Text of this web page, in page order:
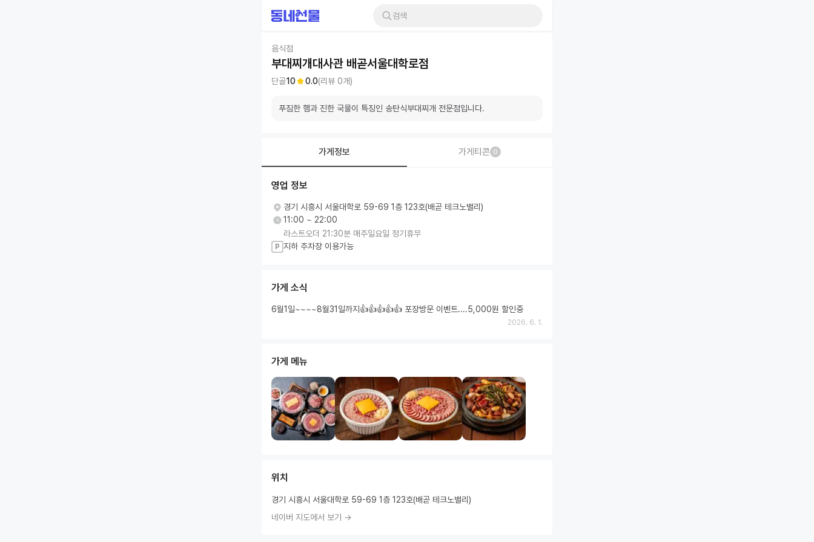
검색
음식점
부대찌개대사관 배곧서울대학로점
단골10 0.0(리뷰 0개)
푸짐한 햄과 진한 국물이 특징인 송탄식부대찌개 전문점입니다.
가게정보 가게티콘 0
영업 정보
경기 시흥시 서울대학로 59-69 1층 123호(배곧 테크노밸리)
11:00 ~ 22:00
라스트오더 21:30분 매주일요일 정기휴무
P 지하 주차장 이용가능
가게 소식
6월1일~~~~8월31일까지👍👍👍👍👍 포장방문 이벤트....5,000원 할인중
2026. 6. 1.
가게 메뉴
위치
경기 시흥시 서울대학로 59-69 1층 123호(배곧 테크노밸리)
네이버 지도에서 보기 →